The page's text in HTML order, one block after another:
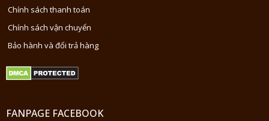
Chính sách thanh toán
Chính sách vận chuyển
Bảo hành và đổi trả hàng
FANPAGE FACEBOOK